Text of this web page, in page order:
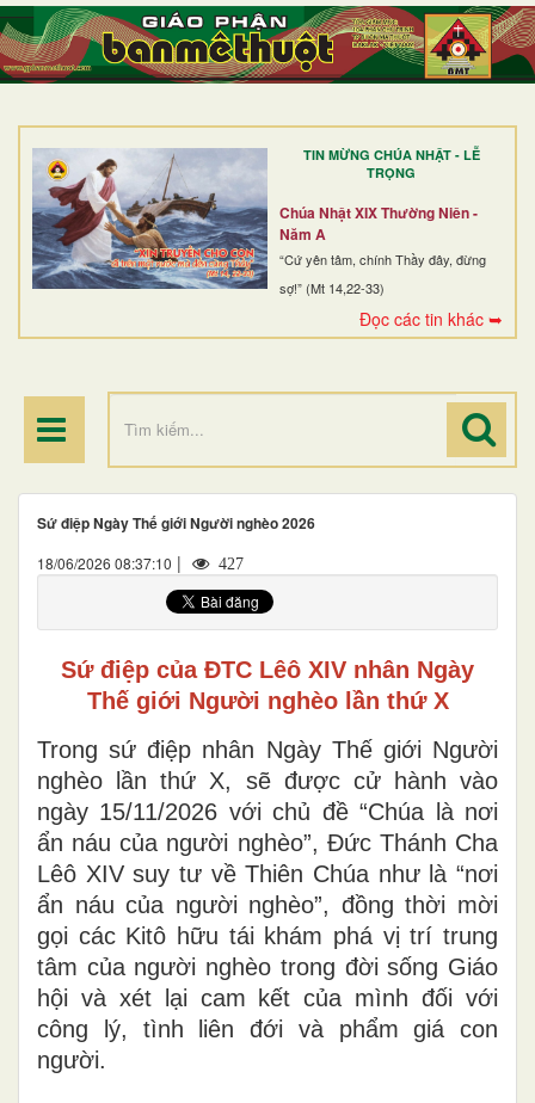
TIN MỪNG CHÚA NHẬT - LỄ
TRỌNG
Chúa Nhật XIX Thường Niên -
Năm A
“Cứ yên tâm, chính Thầy đây, đừng
sợ!” (Mt 14,22-33)
Đọc các tin khác ➥
TRANG NHẤT
GIỚI THIỆU
DÒNG TU
BAN MỤC VỤ
ĐOÀN THỂ CG
Sứ điệp Ngày Thế giới Người nghèo 2026
18/06/2026 08:37:10 | 427
Sứ điệp của ĐTC Lêô XIV nhân Ngày
Thế giới Người nghèo lần thứ X
Trong sứ điệp nhân Ngày Thế giới Người
nghèo lần thứ X, sẽ được cử hành vào
ngày 15/11/2026 với chủ đề “Chúa là nơi
ẩn náu của người nghèo”, Đức Thánh Cha
Lêô XIV suy tư về Thiên Chúa như là “nơi
ẩn náu của người nghèo”, đồng thời mời
gọi các Kitô hữu tái khám phá vị trí trung
tâm của người nghèo trong đời sống Giáo
hội và xét lại cam kết của mình đối với
công lý, tình liên đới và phẩm giá con
người.